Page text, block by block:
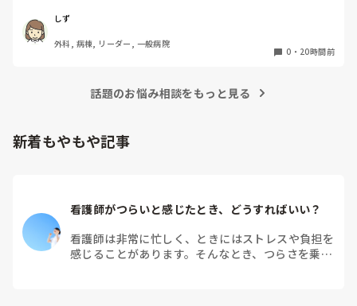
超勤の手当はもらえますか？新人は超勤もらえなかったり、も
らえれば先輩達からブーイングと良いこと無しなので、とにか
く定時過ぎには終わるに限ります。一度先輩に相談しつつ、準
備や予習をして挑みましょう！
容変更された経験のある方はいますか？
その場合給料も変更になりますか？
しず
外科, 病棟, リーダー, 一般病院
0 ・ 20時間前
話題のお悩み相談をもっと見る
新着もやもや記事
看護師がつらいと感じたとき、どうすればいい？
看護師は非常に忙しく、ときにはストレスや負担を
感じることがあります。そんなとき、つらさを乗り